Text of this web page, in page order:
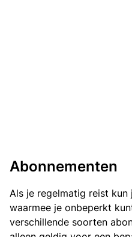
Abonnementen
Als je regelmatig reist kun
waarmee je onbeperkt
verschillende soorten